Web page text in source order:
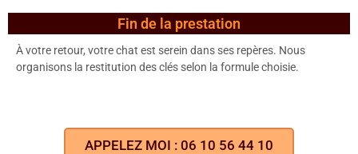
Fin de la prestation
À votre retour, votre chat est serein dans ses repères. Nous
organisons la restitution des clés selon la formule choisie.
APPELEZ MOI : 06 10 56 44 10